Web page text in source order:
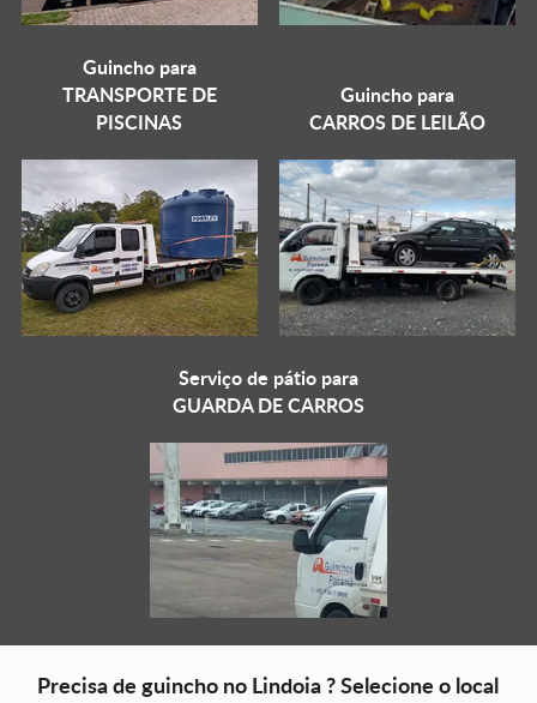
Guincho para
TRANSPORTE DE
PISCINAS
Guincho para
CARROS DE LEILÃO
Serviço de pátio para
GUARDA DE CARROS
Precisa de guincho no Lindoia ? Selecione o local